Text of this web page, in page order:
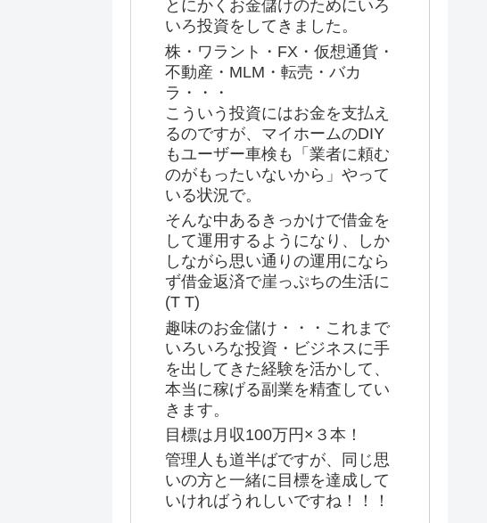
とにかくお金儲けのためにいろ
いろ投資をしてきました。
株・ワラント・FX・仮想通貨・
不動産・MLM・転売・バカ
ラ・・・
こういう投資にはお金を支払え
るのですが、マイホームのDIY
もユーザー車検も「業者に頼む
のがもったいないから」やって
いる状況で。
そんな中あるきっかけで借金を
して運用するようになり、しか
しながら思い通りの運用になら
ず借金返済で崖っぷちの生活に
(T T)
趣味のお金儲け・・・これまで
いろいろな投資・ビジネスに手
を出してきた経験を活かして、
本当に稼げる副業を精査してい
きます。
目標は月収100万円×３本！
管理人も道半ばですが、同じ思
いの方と一緒に目標を達成して
いければうれしいですね！！！